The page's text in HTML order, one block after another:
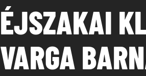
ÉJSZAKAI
VARGA